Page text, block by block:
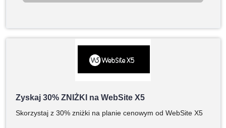
Zyskaj 30% ZNIŻKI na WebSite X5
Skorzystaj z 30% zniżki na planie cenowym od WebSite X5